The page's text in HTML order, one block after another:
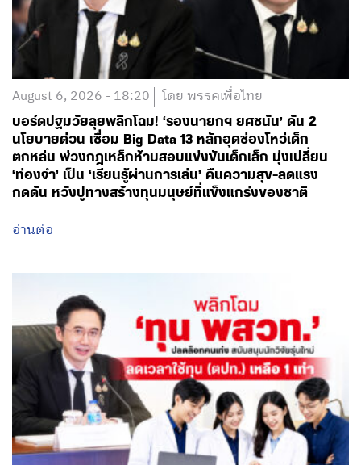
August 6, 2026 - 18:20 โดย พรรคเพื่อไทย
บอร์ดปฐมวัยลุยพลิกโฉม! ‘รองนายกฯ ยศชนัน’ ดัน 2
นโยบายด่วน เชื่อม Big Data 13 หลักอุดช่องโหว่เด็ก
ตกหล่น พ่วงกฎเหล็กห้ามสอบแข่งขันเด็กเล็ก มุ่งเปลี่ยน
‘ท่องจำ’ เป็น ‘เรียนรู้ผ่านการเล่น’ คืนความสุข-ลดแรง
กดดัน หวังปูทางสร้างทุนมนุษย์ที่แข็งแกร่งของชาติ
อ่านต่อ